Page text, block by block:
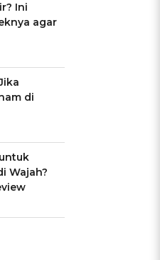
Ini
agar
di
Wajah?